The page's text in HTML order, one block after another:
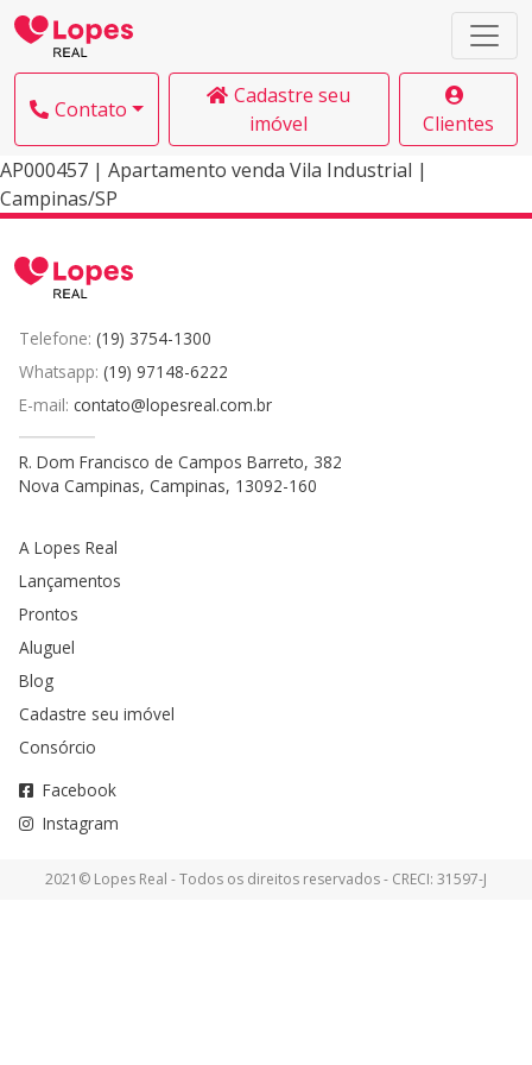
Contato
Cadastre seu
imóvel
Clientes
AP000457 | Apartamento venda Vila Industrial |
Campinas/SP
Telefone: (19) 3754-1300
Whatsapp: (19) 97148-6222
E-mail: contato@lopesreal.com.br
R. Dom Francisco de Campos Barreto, 382
Nova Campinas, Campinas, 13092-160
A Lopes Real
Lançamentos
Prontos
Aluguel
Blog
Cadastre seu imóvel
Consórcio
Facebook
Instagram
2021© Lopes Real - Todos os direitos reservados - CRECI: 31597-J